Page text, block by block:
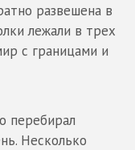
развешена в
лежали в трех
с границами и
перебирал
Несколько